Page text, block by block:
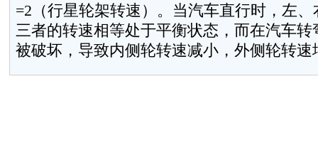
=2（行星轮架转速）。当汽车直行时，左
三者的转速相等处于平衡状态，而在汽车
被破坏，导致内侧轮转速减小，外侧轮转速